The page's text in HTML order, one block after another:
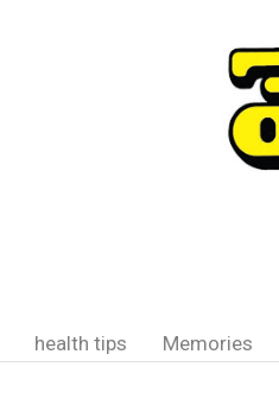
health tips Memories